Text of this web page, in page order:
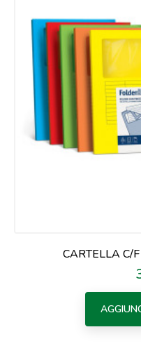
CARTELLA C/